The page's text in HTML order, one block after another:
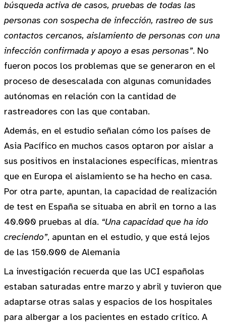
búsqueda activa de casos, pruebas de todas las
personas con sospecha de infección, rastreo de sus
contactos cercanos, aislamiento de personas con una
infección confirmada y apoyo a esas personas”. No
fueron pocos los problemas que se generaron en el
proceso de desescalada con algunas comunidades
autónomas en relación con la cantidad de
rastreadores con las que contaban.
Además, en el estudio señalan cómo los países de
Asia Pacífico en muchos casos optaron por aislar a
sus positivos en instalaciones específicas, mientras
que en Europa el aislamiento se ha hecho en casa.
Por otra parte, apuntan, la capacidad de realización
de test en España se situaba en abril en torno a las
40.000 pruebas al día. “Una capacidad que ha ido
creciendo”, apuntan en el estudio, y que está lejos
de las 150.000 de Alemania
La investigación recuerda que las UCI españolas
estaban saturadas entre marzo y abril y tuvieron que
adaptarse otras salas y espacios de los hospitales
para albergar a los pacientes en estado crítico. A